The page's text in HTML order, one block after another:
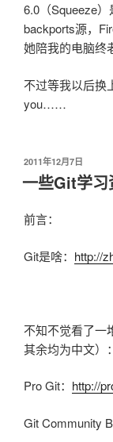
6.0（Squeeze
backports源，
她陪我的电脑
不过等我以后换
you……
发
2011年12月7日
一些Git学习
前言：
Git是啥： http://
不知不觉看了一
其余均为中文）：
Pro Git： http://
Git Community